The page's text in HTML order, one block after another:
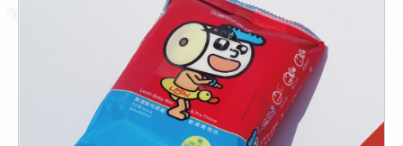
點擊這裡